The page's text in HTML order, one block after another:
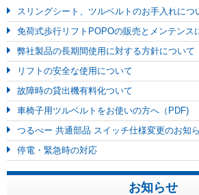
スリングシート、ツルベルトのお手入れにつ
免荷式歩行リフトPOPOの販売とメンテンス
弊社製品の長期間使用に対する方針について
リフトの安全な使用について
故障時の貸出機有料化ついて
車椅子用ツルベルトをお使いの方へ（PDF)
つるべー 共通部品 スイッチ仕様変更のお知ら
停電・緊急時の対応
お知らせ